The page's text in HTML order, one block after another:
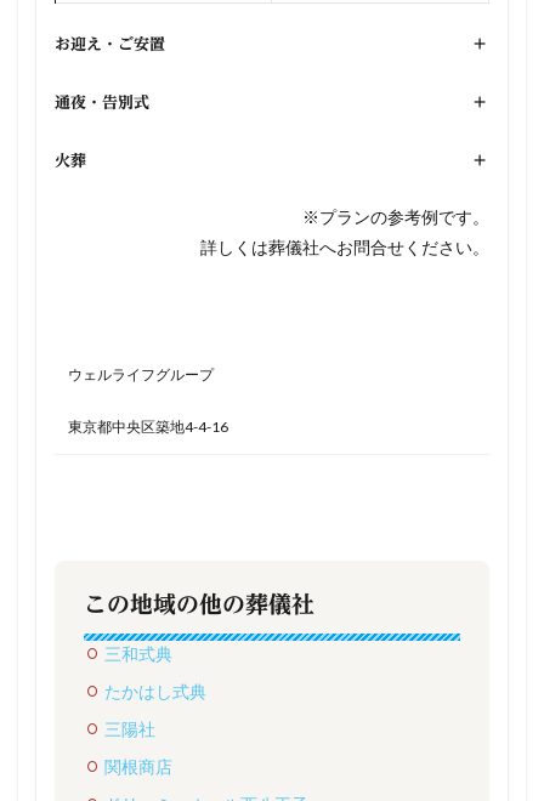
お迎え・ご安置 +
通夜・告別式 +
火葬 +
※プランの参考例です。
詳しくは葬儀社へお問合せください。
ウェルライフグループ
東京都中央区築地4-4-16
この地域の他の葬儀社
三和式典
たかはし式典
三陽社
関根商店